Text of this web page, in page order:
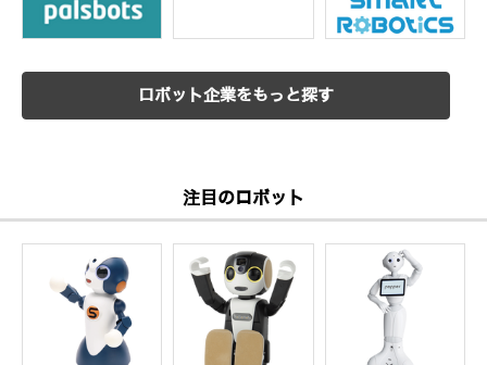
ロボット企業をもっと探す
注目のロボット